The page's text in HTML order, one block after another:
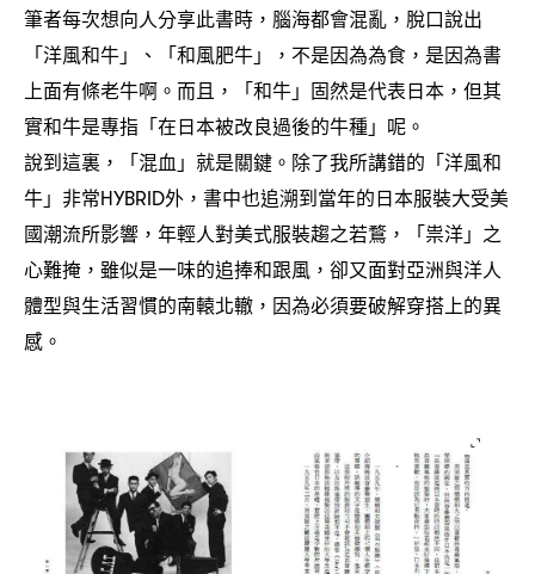
筆者每次想向人分享此書時 ， 腦海都會混亂 ， 脫口說出
「洋風和牛」、「和風肥牛」
， 不是因為為食 ， 是因為書
上面有條老牛啊。而且 ， 「和牛」固然是代表日本 ， 但其
實和牛是專指「在日本被改良過後的牛種」呢。
說到這裏 ，
「混血」就是關鍵。除了我所講錯的「洋風和
牛」非常HYBRID外 ， 書中也追溯到當年的日本服裝大受美
國潮流所影響 ， 年輕人對美式服裝趨之若鶩 ，
「祟洋」之
心難掩 ， 雖似是一味的追捧和跟風 ， 卻又面對亞洲與洋人
體型與生活習慣的南轅北轍 ， 因為必須要破解穿搭上的異
感。